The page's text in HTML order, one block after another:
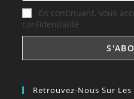
En continuant, vous
confidentialité
Retrouvez-Nous Sur Les